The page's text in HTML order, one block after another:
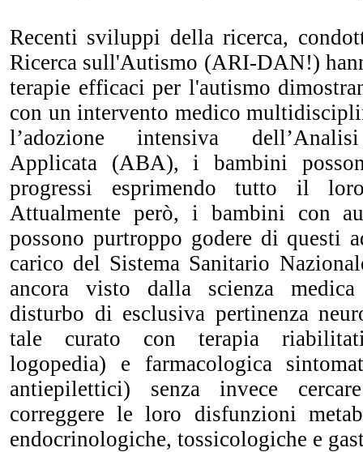
Recenti sviluppi della ricerca,
Ricerca sull'Autismo (ARI-DAN!)
terapie efficaci per l'autismo
con un intervento medico
l’adozione intensiva
Applicata (ABA), i bambini
progressi esprimendo tutto il
Attualmente però, i bambini con
possono purtroppo godere di questi
carico del Sistema Sanitario
ancora visto dalla scienza
disturbo di esclusiva pertinenza
tale curato con terapia
logopedia) e farmacologica
antiepilettici) senza invece
correggere le loro disfunzioni
endocrinologiche, tossicologiche e